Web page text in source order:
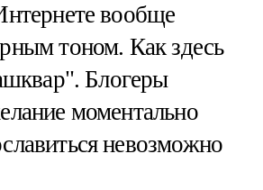
вообще
тоном. Как здесь
Блогеры
моментально
невозможно